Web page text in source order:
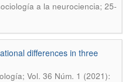
a la neurociencia; 25-
differences in three
Vol. 36 Núm. 1 (2021):